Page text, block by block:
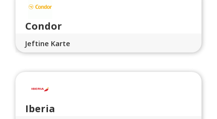
Condor
Jeftine Karte
Iberia